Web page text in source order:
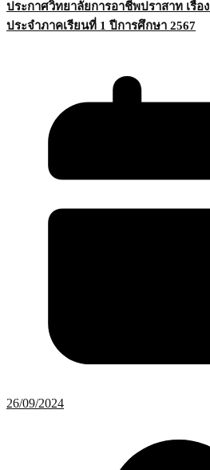
ประกาศวิทยาลัยการอาชีพปราสาท เรื่อ
ประจำภาคเรียนที่ 1 ปีการศึกษา 2567
26/09/2024